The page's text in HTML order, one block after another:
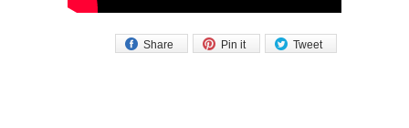
Tweet
Pin it
Share